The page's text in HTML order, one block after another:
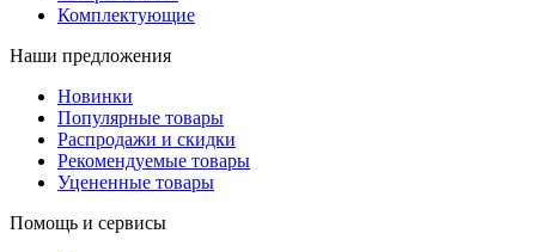
Комплектующие
Наши предложения
Новинки
Популярные товары
Распродажи и скидки
Рекомендуемые товары
Уцененные товары
Помощь и сервисы